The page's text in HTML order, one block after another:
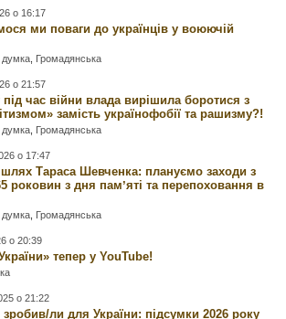
о 16:17
ми поваги до українців у воюючій
думка Громадянська
о 21:57
час війни влада вирішила боротися з
замість українофобії та рашизму?!
думка Громадянська
о 17:47
шлях Тараса Шевченка: плануємо заходи з
роковин з дня памʼяті та перепоховання в
думка Громадянська
о 20:39
тепер у YouTube!
о 21:22
ли для України: підсумки 2026 року